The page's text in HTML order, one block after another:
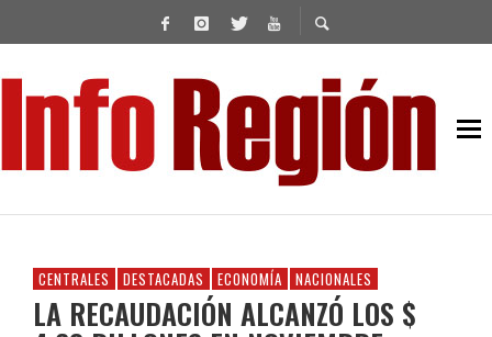
CENTRALES DESTACADAS ECONOMÍA NACIONALES
LA RECAUDACIÓN ALCANZÓ LOS $